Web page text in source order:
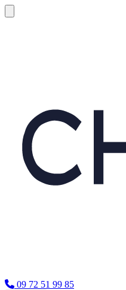
09 72 51 99 85